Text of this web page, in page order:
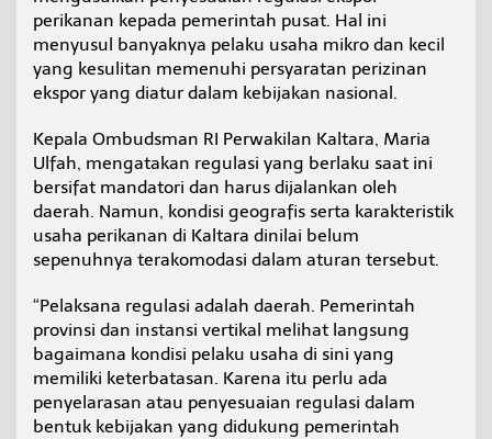
k
a
n
P
l
a
k
u
U
s
h
,
O
m
u
d
s
perikanan kepada pemerintah pusat. Hal ini
menyusul banyaknya pelaku usaha mikro dan kecil
yang kesulitan memenuhi persyaratan perizinan
ekspor yang diatur dalam kebijakan nasional.
Kepala Ombudsman RI Perwakilan Kaltara, Maria
Ulfah, mengatakan regulasi yang berlaku saat ini
bersifat mandatori dan harus dijalankan oleh
daerah. Namun, kondisi geografis serta karakteristik
usaha perikanan di Kaltara dinilai belum
sepenuhnya terakomodasi dalam aturan tersebut.
“Pelaksana regulasi adalah daerah. Pemerintah
provinsi dan instansi vertikal melihat langsung
bagaimana kondisi pelaku usaha di sini yang
memiliki keterbatasan. Karena itu perlu ada
penyelarasan atau penyesuaian regulasi dalam
bentuk kebijakan yang didukung pemerintah